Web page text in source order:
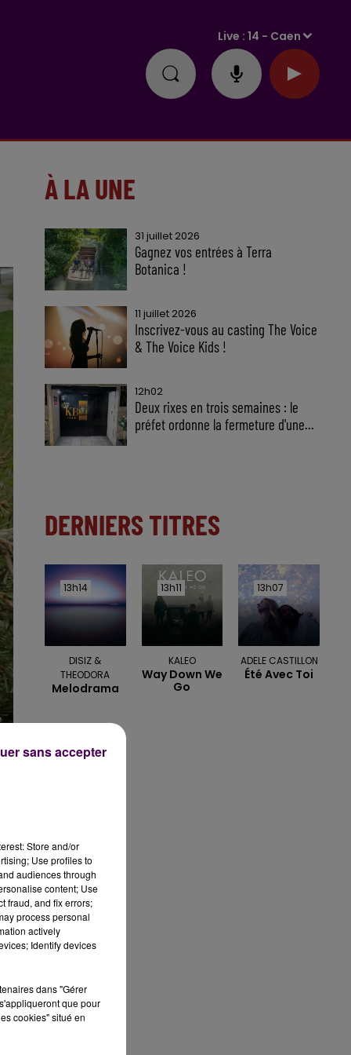
Live :14 - Caen
À LA UNE
31 juillet 2026
Gagnez vos entrées à Terra
Botanica !
11 juillet 2026
Inscrivez-vous au casting The Voice
& The Voice Kids !
12h02
Deux rixes en trois semaines : le
préfet ordonne la fermeture d'une...
DERNIERS TITRES
13h14
13h14
DISIZ &
THEODORA
Melodrama
13h11
13h11
KALEO
Way Down We
Go
13h07
13h07
ADELE CASTILLON
Été Avec Toi
Store and/or
Use profiles to
audiences through
content; Use
fraud, and fix errors;
process personal
actively
Identify devices
dans "Gérer
que pour
cookies" situé en
sans accepter